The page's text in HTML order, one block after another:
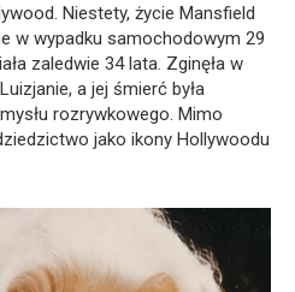
Niestety, życie Mansfield
w wypadku samochodowym 29
zaledwie 34 lata. Zginęła w
a jej śmierć była
rozrywkowego. Mimo
jako ikony Hollywoodu